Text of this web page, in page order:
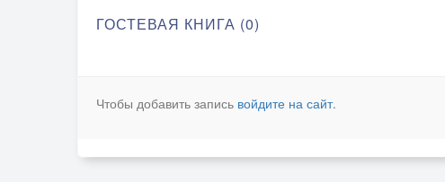
ГОСТЕВАЯ КНИГА (0)
Чтобы добавить запись войдите на сайт.